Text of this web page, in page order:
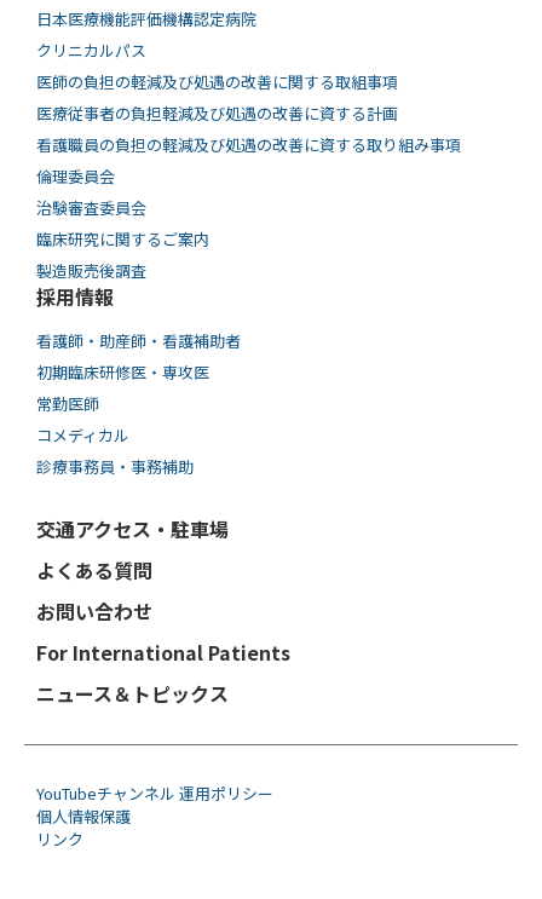
日本医療機能評価機構認定病院
クリニカルパス
医師の負担の軽減及び処遇の改善に関する取組事項
医療従事者の負担軽減及び処遇の改善に資する計画
看護職員の負担の軽減及び処遇の改善に資する取り組み事項
倫理委員会
治験審査委員会
臨床研究に関するご案内
製造販売後調査
採用情報
看護師・助産師・看護補助者
初期臨床研修医・専攻医
常勤医師
コメディカル
診療事務員・事務補助
交通アクセス・駐車場
よくある質問
お問い合わせ
For International Patients
ニュース＆トピックス
YouTubeチャンネル 運用ポリシー
個人情報保護
リンク